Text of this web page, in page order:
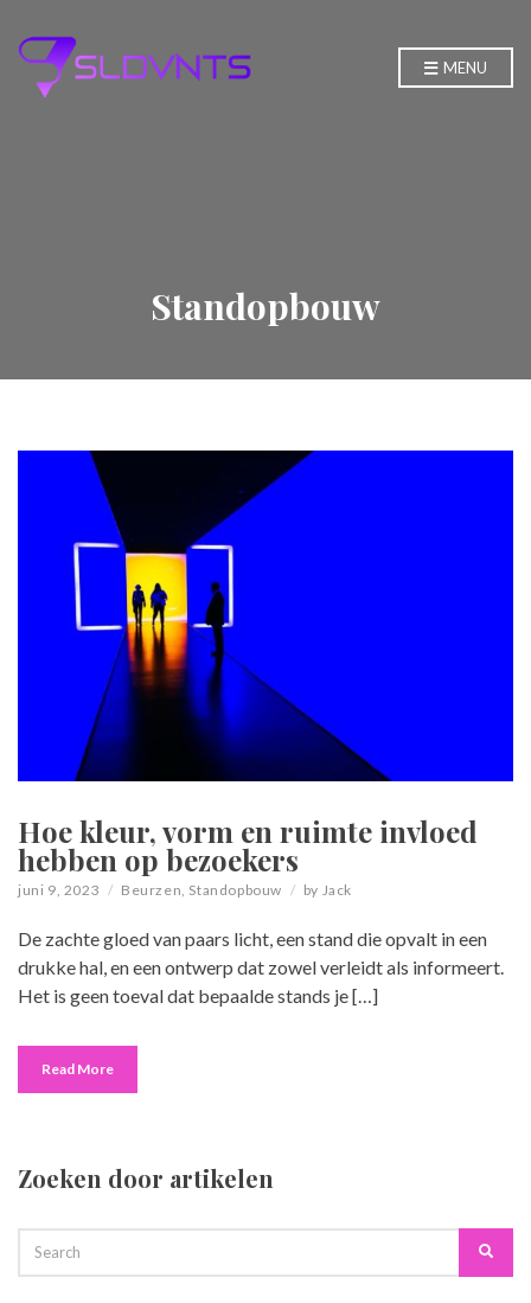
MENU
Standopbouw
Hoe kleur, vorm en ruimte invloed
hebben op bezoekers
juni 9, 2023 Beurzen Standopbouw by Jack
De zachte gloed van paars licht, een stand die opvalt in een
drukke hal, en een ontwerp dat zowel verleidt als informeert.
Het is geen toeval dat bepaalde stands je […]
Read More
Zoeken door artikelen
SEARCH
FOR: